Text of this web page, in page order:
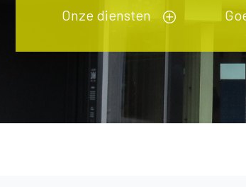
Onze diensten